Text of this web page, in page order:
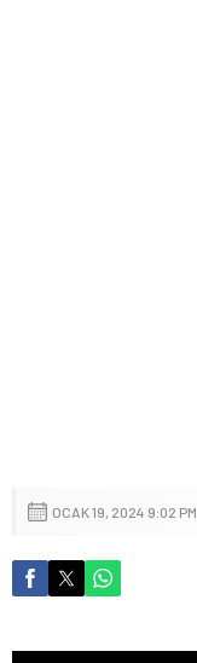
OCAK 19, 2024 9:02 PM